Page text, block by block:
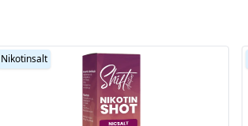
Nikotinsalt